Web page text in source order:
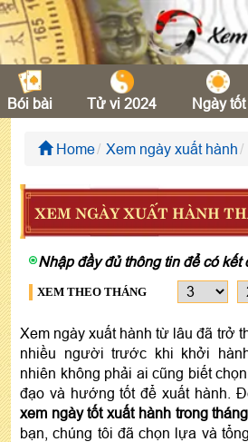
Bói bài Tử vi 2024 Ngày tốt
Home Xem ngày xuất hành
XEM NGÀY XUẤT HÀNH
Nhập đầy đủ thông tin để có kết
XEM THEO THÁNG
Xem ngày xuất hành từ lâu đã trở
nhiều người trước khi khởi
nhiên không phải ai cũng biết
đạo và hướng tốt để xuất hành.
xem ngày tốt xuất hành trong
bạn, chúng tôi đã chọn lựa và